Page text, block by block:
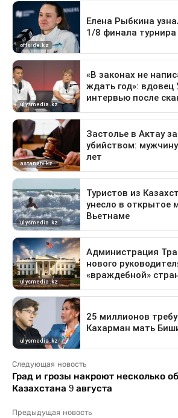
Следующая новость
Град и грозы накроют несколько
Казахстана 9 августа
Предыдущая новость